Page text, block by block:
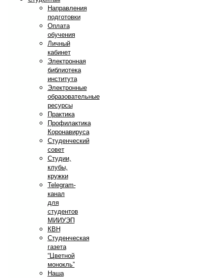
Направления
подготовки
Оплата
обучения
Личный
кабинет
Электронная
библиотека
института
Электронные
образовательные
ресурсы
Практика
Профилактика
Коронавируса
Студенческий
совет
Студии,
клубы,
кружки
Telegram-
канал
для
студентов
МИИУЭП
КВН
Студенческая
газета
“Цветной
монокль”
Наша